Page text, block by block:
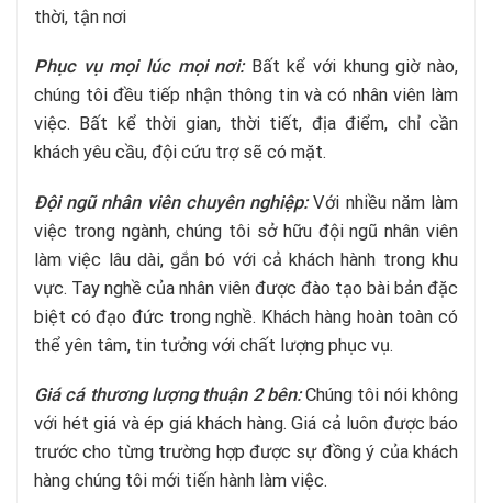
thời, tận nơi
Phục vụ mọi lúc mọi nơi:Bất kể với khung giờ nào,
chúng tôi đều tiếp nhận thông tin và có nhân viên làm
việc. Bất kể thời gian, thời tiết, địa điểm, chỉ cần
khách yêu cầu, đội cứu trợ sẽ có mặt.
Đội ngũ nhân viên chuyên nghiệp:Với nhiều năm làm
việc trong ngành, chúng tôi sở hữu đội ngũ nhân viên
làm việc lâu dài, gắn bó với cả khách hành trong khu
vực. Tay nghề của nhân viên được đào tạo bài bản đặc
biệt có đạo đức trong nghề. Khách hàng hoàn toàn có
thể yên tâm, tin tưởng với chất lượng phục vụ.
Giá cá thương lượng thuận 2 bên:Chúng tôi nói không
với hét giá và ép giá khách hàng. Giá cả luôn được báo
trước cho từng trường hợp được sự đồng ý của khách
hàng chúng tôi mới tiến hành làm việc.